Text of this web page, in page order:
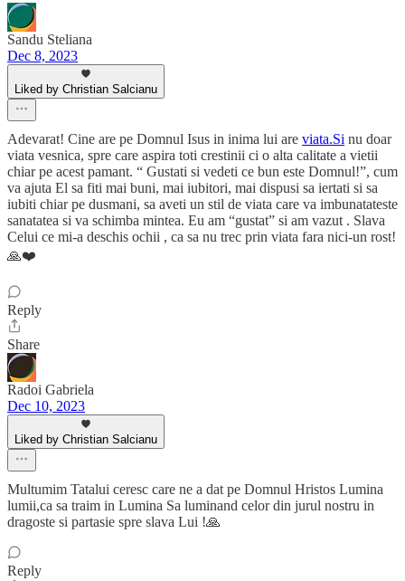
Sandu Steliana
Dec 8, 2023
Liked by Christian Salcianu
Adevarat! Cine are pe Domnul Isus in inima lui are viata.Si nu doar
viata vesnica, spre care aspira toti crestinii ci o alta calitate a vietii
chiar pe acest pamant. “ Gustati si vedeti ce bun este Domnul!”, cum
va ajuta El sa fiti mai buni, mai iubitori, mai dispusi sa iertati si sa
iubiti chiar pe dusmani, sa aveti un stil de viata care va imbunatateste
sanatatea si va schimba mintea. Eu am “gustat” si am vazut . Slava
Celui ce mi-a deschis ochii , ca sa nu trec prin viata fara nici-un rost!
🙏❤️
Reply
Share
Radoi Gabriela
Dec 10, 2023
Liked by Christian Salcianu
Multumim Tatalui ceresc care ne a dat pe Domnul Hristos Lumina
lumii,ca sa traim in Lumina Sa luminand celor din jurul nostru in
dragoste si partasie spre slava Lui !🙏
Reply